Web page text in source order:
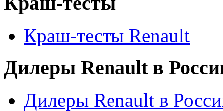
Краш-тесты Renault
Дилеры Renault в
Дилеры Renault в